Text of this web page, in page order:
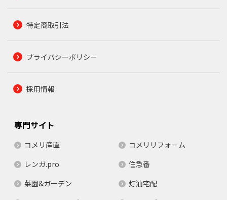
特定商取引法
プライバシーポリシー
採用情報
専門サイト
コメリ産直
コメリリフォーム
レンガ.pro
住急番
菜園&ガーデン
灯油宅配